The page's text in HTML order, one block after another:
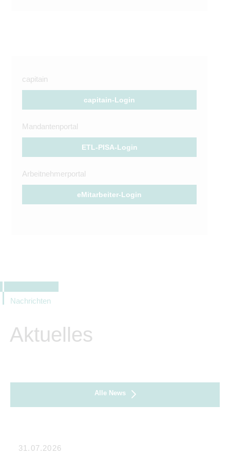
capitain
capitain-Login
Mandantenportal
ETL-PISA-Login
Arbeitnehmerportal
eMitarbeiter-Login
Nachrichten
Aktuelles
Alle News
31.07.2026